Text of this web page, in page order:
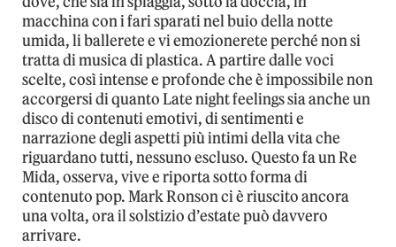
macchina con i fari sparati nel buio della notte
umida, li ballerete e vi emozionerete perché non si
tratta di musica di plastica. A partire dalle voci
scelte, così intense e profonde che è impossibile non
accorgersi di quanto Late night feelings sia anche un
disco di contenuti emotivi, di sentimenti e
narrazione degli aspetti più intimi della vita che
riguardano tutti, nessuno escluso. Questo fa un Re
Mida, osserva, vive e riporta sotto forma di
contenuto pop. Mark Ronson ci è riuscito ancora
una volta, ora il solstizio d’estate può davvero
arrivare.